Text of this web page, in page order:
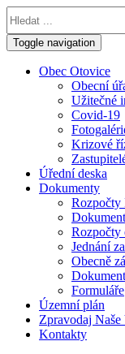
Toggle navigation
Obec Otovice
Obecní
Užitečné
Covid-19
Krizové
Úřední deska
Dokumenty
Rozpočty
Rozpočty
Jednání
Obecně
Formuláře
Územní plán
Zpravodaj Naše
Kontakty